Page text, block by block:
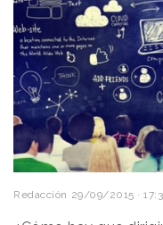
Redacción 29/09/2015 ·